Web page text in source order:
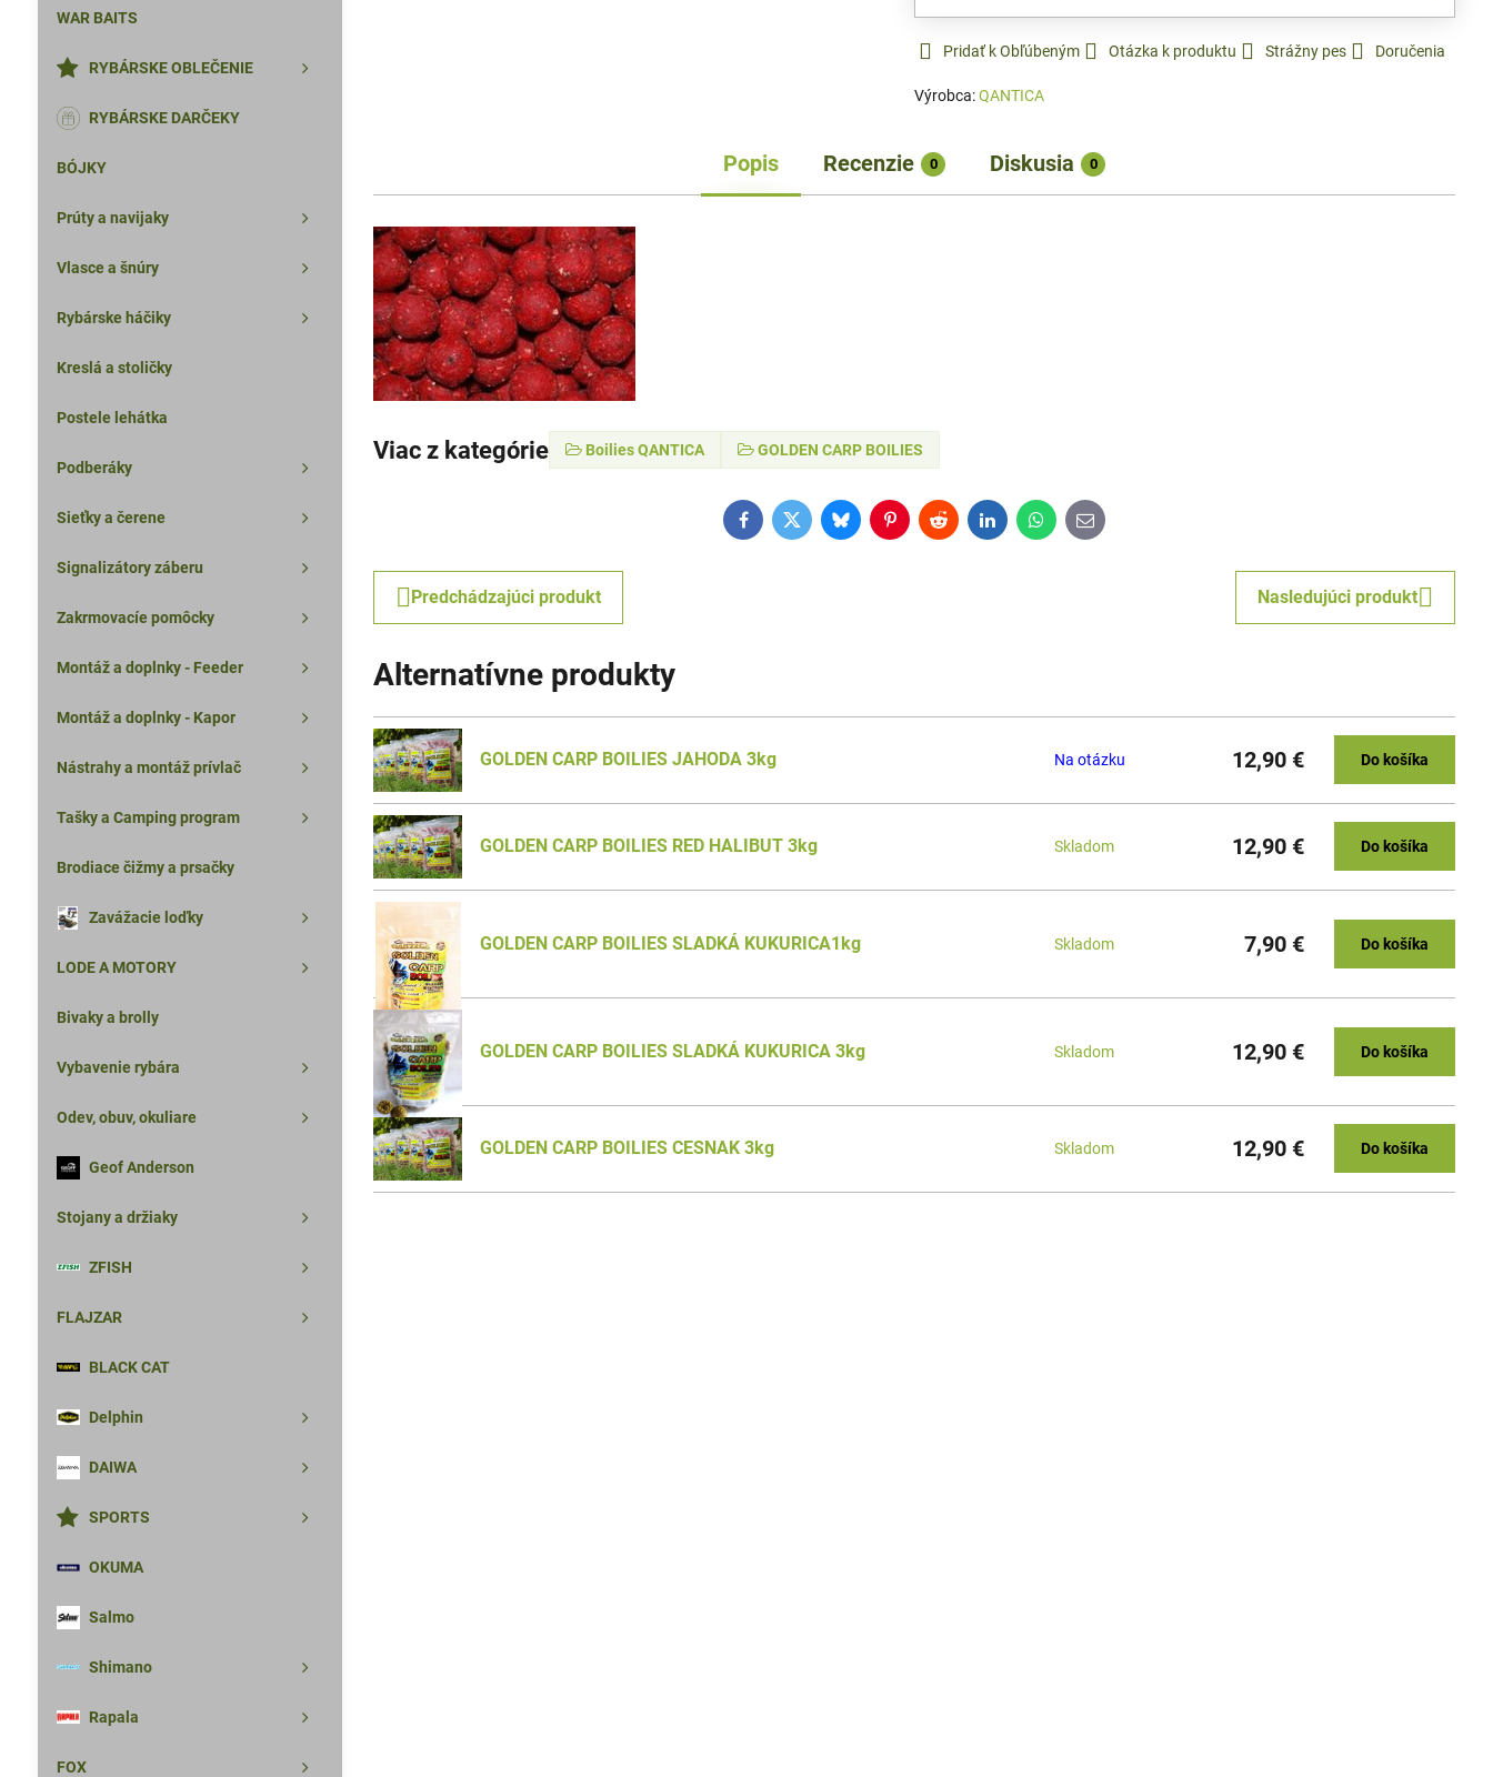
Pridať k Obľúbeným Otázka k produktu Strážny pes Doručenia
Výrobca:QANTICA
Popis Recenzie 0 Diskusia 0
Viac z kategórie Boilies QANTICA GOLDEN CARP BOILIES
FacebookTwitterBlueskyPinterestRedditLinkedInWhatsApp
E-
mail
Predchádzajúci produkt Nasledujúci produkt
Alternatívne produkty
GOLDEN CARP BOILIES JAHODA 3kg Na otázku 12,90 € Do košíka
GOLDEN CARP BOILIES RED HALIBUT 3kg Skladom 12,90 € Do košíka
GOLDEN CARP BOILIES SLADKÁ KUKURICA1kg Skladom 7,90 € Do košíka
GOLDEN CARP BOILIES SLADKÁ KUKURICA 3kg Skladom 12,90 € Do košíka
GOLDEN CARP BOILIES CESNAK 3kg Skladom 12,90 € Do košíka
WAR BAITS
RYBÁRSKE OBLEČENIE
RYBÁRSKE DARČEKY
BÓJKY
Prúty a navijaky
Vlasce a šnúry
Rybárske háčiky
Kreslá a stoličky
Postele lehátka
Podberáky
Sieťky a čerene
Signalizátory záberu
Zakrmovacíe pomôcky
Montáž a doplnky - Feeder
Montáž a doplnky - Kapor
Nástrahy a montáž prívlač
Tašky a Camping program
Brodiace čižmy a prsačky
Zavážacie loďky
LODE A MOTORY
Bivaky a brolly
Vybavenie rybára
Odev, obuv, okuliare
Geof Anderson
Stojany a držiaky
ZFISH
FLAJZAR
BLACK CAT
Delphin
DAIWA
SPORTS
OKUMA
Salmo
Shimano
Rapala
FOX